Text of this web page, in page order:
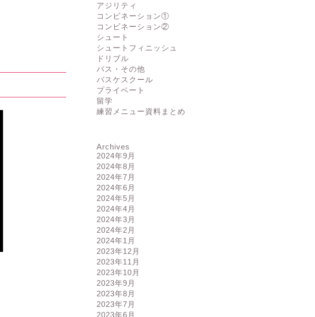
アジリティ
コンビネーション①
コンビネーション②
シュート
シュートフィニッシュ
ドリブル
パス・その他
バスケスクール
プライベート
留学
練習メニュー資料まとめ
Archives
2024年9月
2024年8月
2024年7月
2024年6月
2024年5月
2024年4月
2024年3月
2024年2月
2024年1月
2023年12月
2023年11月
2023年10月
2023年9月
2023年8月
2023年7月
2023年6月